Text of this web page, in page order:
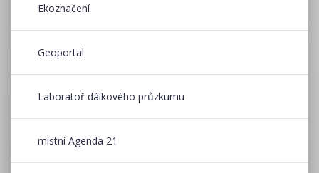
Ekoznačení
Geoportal
Laboratoř dálkového průzkumu
místní Agenda 21